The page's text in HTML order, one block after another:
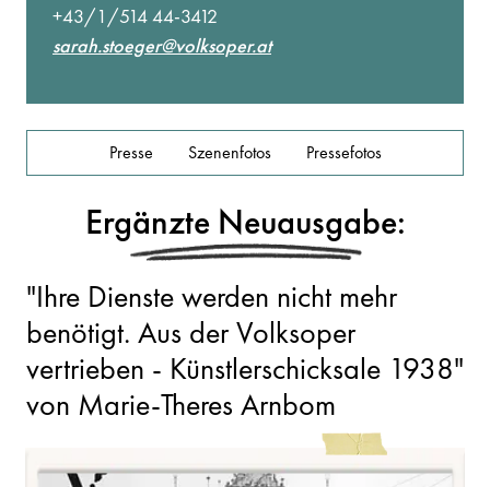
+43/1/514 44-3412
sarah.stoeger@volksoper.at
Presse Szenenfotos Pressefotos
Ergänzte Neuausgabe:
"Ihre Dienste werden nicht mehr
benötigt. Aus der Volksoper
vertrieben - Künstlerschicksale 1938"
von Marie-Theres Arnbom